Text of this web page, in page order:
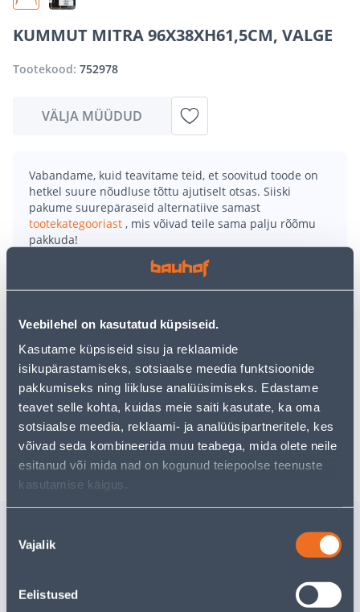
Veebilehel on kasutatud küpsiseid.
Kasutame küpsiseid sisu ja reklaamide
isikupärastamiseks, sotsiaalse meedia funktsioonide
pakkumiseks ning liikluse analüüsimiseks. Edastame
teavet selle kohta, kuidas meie saiti kasutate, ka oma
sotsiaalse meedia, reklaami- ja analüüsipartneritele, kes
võivad seda kombineerida muu teabega, mida olete neile
esitanud või mida nad on kogunud teiepoolse teenuste
kasutamise käigus.
valik
Vajalik
Eelistused
KUMMUT MITRA 96X38XH61,5CM, VALGE
Tootekood: 752978
VÄLJA MÜÜDUD
Vabandame, kuid teavitame teid, et soovitud toode on
hetkel suure nõudluse tõttu ajutiselt otsas. Siiski
pakume suurepäraseid alternatiive samast
tootekategooriast , mis võivad teile sama palju rõõmu
pakkuda!
uurimistööd saate jätkata, naastes
kasutades meie võimsat otsingufunktsiooni, et leida
• 14-päevane tagastusõigus.
• HANKIJA LAOST TELLITAV TOODE
Tarne pole võimalik
1.19 €